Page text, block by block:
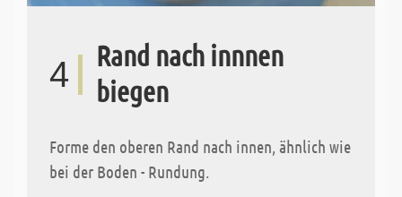
4
Rand nach innnen
biegen
Forme den oberen Rand nach innen, ähnlich wie
bei der Boden - Rundung.